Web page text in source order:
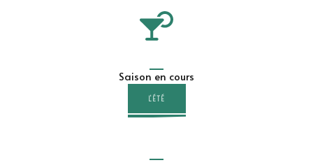
Saison en cours
L'ÉTÉ